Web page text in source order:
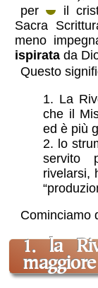
per
il
Sacra
meno
ispiratada
Questo
La
che il
ed è più
lo
servito
rivelarsi,
Cominciamo
1. la Rivelazione precede ed è